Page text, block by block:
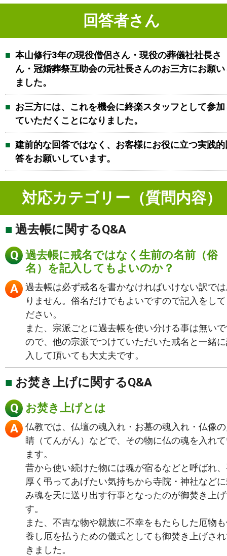
回答者さん
本山修行3年の現役僧侶さん・現役の葬儀社社長さ
ん・冠婚葬祭互助会の元社長さんのお三方にお願
ました。
お三方には、これを機会に終楽スタッフとして参
ていただくことになりました。
建前的な回答ではなく、お客様にお役に立つ実践
答をお願いしています。
対応カテゴリー（質問内容）
過去帳に関するQ&A
過去帳に戒名ではなく生前の名前（俗
名）を記入してもよいのか？
過去帳は必ず戒名を書かなければいけない訳で
りません。俗名だけでもよいですので記入をし
ださい。
また、宗派ごとに過去帳を使い分ける事は無い
ので、他の宗派でつけていただいた戒名と一緒
入して頂いても大丈夫です。
お焚き上げに関するQ&A
お焚き上げとは
仏教では、仏壇の魂入れ・お墓の魂入れ・仏像
睛（てんがん）などで、その物に仏の魂を入れ
ます。
昔から使い続けた物には魂が宿るなどと呼ばれ
厚く弔ってあげたい気持ちから寺院・神社など
み魂を天に送り出す行事となったのが御焚き上
す。
また、不吉な物や親族に不幸をもたらした厄物
養し厄を払うための儀式としても御焚き上げさ
きました。